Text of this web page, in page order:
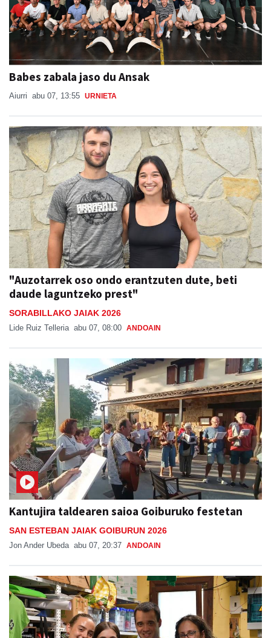
Babes zabala jaso du Ansak
Aiurri abu 07, 13:55 URNIETA
"Auzotarrek oso ondo erantzuten dute, beti
daude laguntzeko prest"
SORABILLAKO JAIAK 2026
Lide Ruiz Telleria abu 07, 08:00 ANDOAIN
Kantujira taldearen saioa Goiburuko festetan
SAN ESTEBAN JAIAK GOIBURUN 2026
Jon Ander Ubeda abu 07, 20:37 ANDOAIN